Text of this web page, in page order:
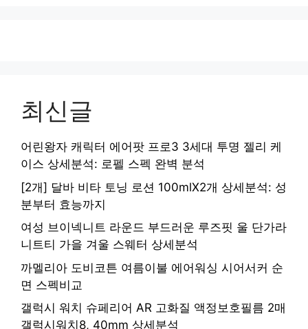
최신글
어린왕자 캐릭터 에어팟 프로3 3세대 투명 젤리 케
이스 상세분석: 로펠 스펙 완벽 분석
[2개] 달바 비타 토닝 로션 100mlX2개 상세분석: 성
분부터 효능까지
여성 브이넥니트 라운드 부드러운 루즈핏 울 단가라
니트티 가을 겨울 스웨터 상세분석
까멜리아 도비코튼 여름이불 에어워싱 시어서커 순
면 스펙비교
갤럭시 워치 슈페리어 AR 고화질 액정보호필름 2매
갤럭시워치8, 40mm 상세분석